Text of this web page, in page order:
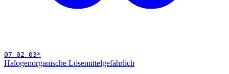
07 02 03*
Halogenorganische Lösemittelgefährlich